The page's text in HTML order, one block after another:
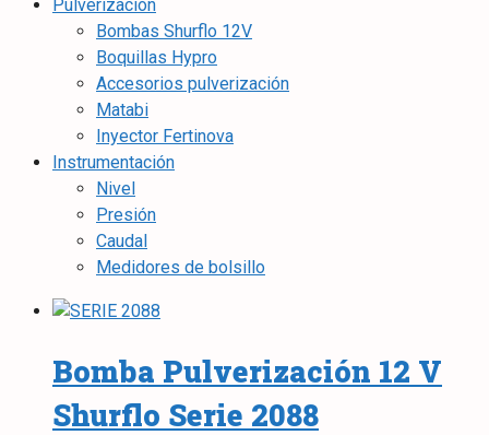
Pulverización
Bombas Shurflo 12V
Boquillas Hypro
Accesorios pulverización
Matabi
Inyector Fertinova
Instrumentación
Nivel
Presión
Caudal
Medidores de bolsillo
Bomba Pulverización 12 V
Shurflo Serie 2088